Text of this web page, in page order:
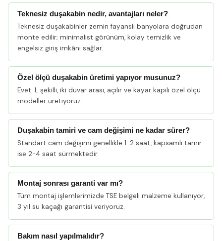
Teknesiz duşakabin nedir, avantajları neler?
Teknesiz duşakabinler zemin fayanslı banyolara doğrudan
monte edilir; minimalist görünüm, kolay temizlik ve
engelsiz giriş imkânı sağlar.
Özel ölçü duşakabin üretimi yapıyor musunuz?
Evet. L şekilli, iki duvar arası, açılır ve kayar kapılı özel ölçü
modeller üretiyoruz.
Duşakabin tamiri ve cam değişimi ne kadar sürer?
Standart cam değişimi genellikle 1-2 saat, kapsamlı tamir
ise 2-4 saat sürmektedir.
Montaj sonrası garanti var mı?
Tüm montaj işlemlerimizde TSE belgeli malzeme kullanıyor,
3 yıl su kaçağı garantisi veriyoruz.
Bakım nasıl yapılmalıdır?